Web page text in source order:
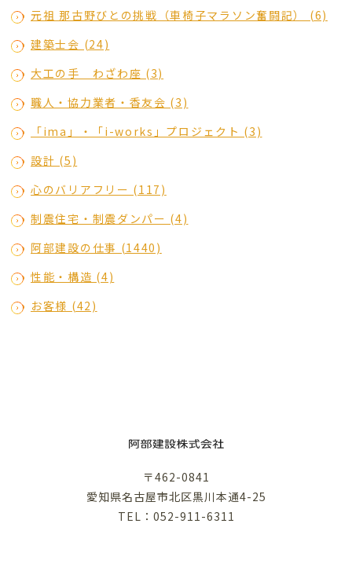
元祖 那古野びとの挑戦（車椅子マラソン奮闘記） (6)
建築士会 (24)
大工の手 わざわ座 (3)
職人・協力業者・香友会 (3)
「ima」・「i-works」プロジェクト (3)
設計 (5)
心のバリアフリー (117)
制震住宅・制震ダンパー (4)
阿部建設の仕事 (1440)
性能・構造 (4)
お客様 (42)
〒462-0841
愛知県名古屋市北区黒川本通4-25
TEL：052-911-6311